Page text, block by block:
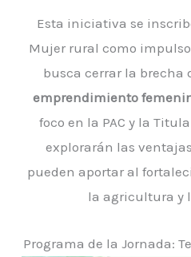
Esta iniciativa se
Mujer rural como
busca cerrar la brecha
emprendimiento
foco en la PAC y la
explorarán las
pueden aportar al
la agricultura y
Programa de la Jornada: